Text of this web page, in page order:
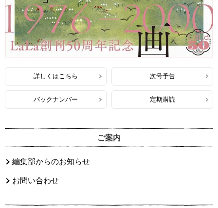
詳しくはこちら 次号予告
バックナンバー 定期購読
ご案内
編集部からのお知らせ
お問い合わせ